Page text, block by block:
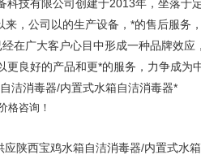
技有限公司创建于2013年，坐落于
来，公司以的生产设备，*的售后服务
经在广大客户心目中形成一种品牌效应
良好的产品和更*的服务，力争成为
洁消毒器/内置式水箱自洁消毒器*
格咨询！
陕西宝鸡水箱自洁消毒器/内置式水